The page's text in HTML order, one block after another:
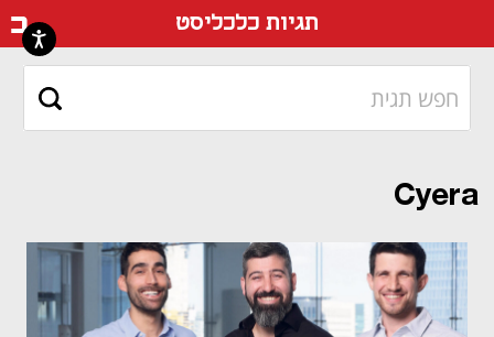
תגיות כלכליסט
Cyera